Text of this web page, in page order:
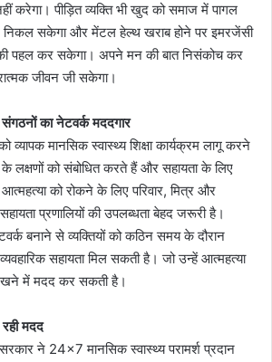
करेगा। पीड़ित व्यक्ति भी खुद को समाज में पागल
सकेगा और मेंटल हेल्थ खराब होने पर इमरजेंसी
पहल कर सकेगा। अपने मन की बात निसंकोच कर
जीवन जी सकेगा।
संगठनों का नेटवर्क मददगार
व्यापक मानसिक स्वास्थ्य शिक्षा कार्यक्रम लागू करने
के लक्षणों को संबोधित करते हैं और सहायता के लिए
को रोकने के लिए परिवार, मित्र और
प्रणालियों की उपलब्धता बेहद जरूरी है।
बनाने से व्यक्तियों को कठिन समय के दौरान
सहायता मिल सकती है। जो उन्हें आत्महत्या
में मदद कर सकती है।
मदद
ने 24×7 मानसिक स्वास्थ्य परामर्श प्रदान